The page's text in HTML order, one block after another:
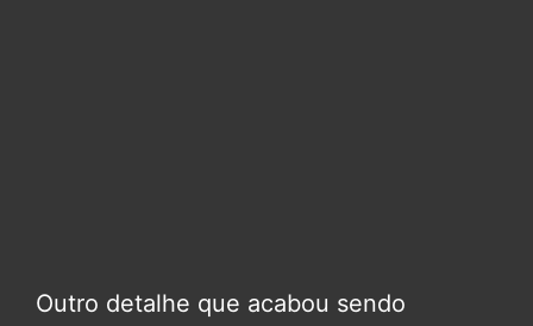
Outro detalhe que acabou sendo